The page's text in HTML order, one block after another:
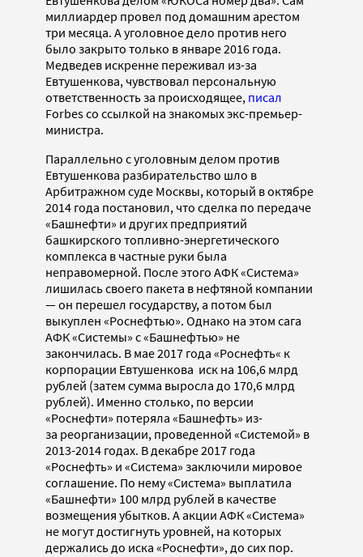
миллиардер провел под домашним арестом
три месяца. А уголовное дело против него
было закрыто только в январе 2016 года.
Медведев искренне переживал из-за
Евтушенкова, чувствовал персональную
ответственность за происходящее, писал
Forbes со ссылкой на знакомых экс-премьер-
министра.
Параллельно с уголовным делом против
Евтушенкова разбирательство шло в
Арбитражном суде Москвы, который в октябре
2014 года постановил, что сделка по передаче
«Башнефти» и других предприятий
башкирского топливно-энергетического
комплекса в частные руки была
неправомерной. После этого АФК «Система»
лишилась своего пакета в нефтяной компании
— он перешел государству, а потом был
выкуплен «Роснефтью». Однако на этом сага
АФК «Системы» с «Башнефтью» не
закончилась. В мае 2017 года «Роснефть« к
корпорации Евтушенкова иск на 106,6 млрд
рублей (затем сумма выросла до 170,6 млрд
рублей). Именно столько, по версии
«Роснефти» потеряла «Башнефть» из-
за реорганизации, проведенной «Системой» в
2013-2014 годах. В декабре 2017 года
«Роснефть» и «Система» заключили мировое
соглашение. По нему «Система» выплатила
«Башнефти» 100 млрд рублей в качестве
возмещения убытков. А акции АФК «Система»
не могут достигнуть уровней, на которых
держались до иска «Роснефти», до сих пор.